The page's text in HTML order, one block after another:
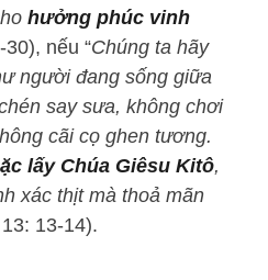
hưởng phúc vinh
30), nếu “Chúng ta hãy
người đang sống giữa
say sưa, không chơi
cãi cọ ghen tương.
lấy Chúa Giêsu Kitô,
xác thịt mà thoả mãn
13-14).